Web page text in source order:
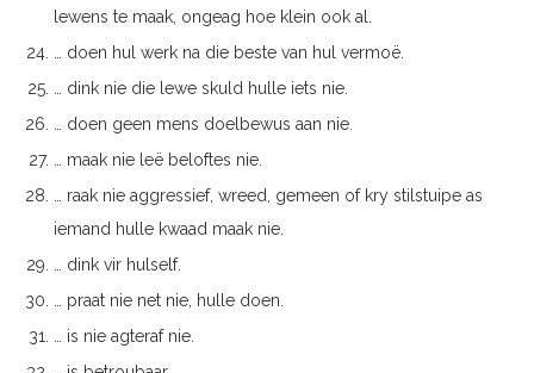
lewens te maak, ongeag hoe klein ook al.
… doen hul werk na die beste van hul vermoë.
… dink nie die lewe skuld hulle iets nie.
… doen geen mens doelbewus aan nie.
… maak nie leë beloftes nie.
… raak nie aggressief, wreed, gemeen of kry stilstuipe as
iemand hulle kwaad maak nie.
… dink vir hulself.
… praat nie net nie, hulle doen.
… is nie agteraf nie.